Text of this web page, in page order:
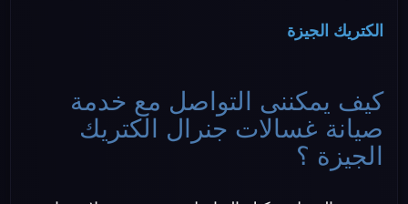
الكتريك الجيزة
كيف يمكننى التواصل مع خدمة
صيانة غسالات جنرال الكتريك
الجيزة ؟